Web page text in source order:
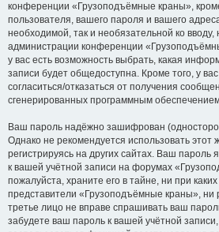
конференции «Грузоподъёмные краны»,
пользователя, вашего пароля и вашего
необходимой, так и необязательной ко вводу,
администрации конференции
у вас есть возможность выбрать, какая
записи будет общедоступна. Кроме того, у
согласиться/отказаться от получения
сгенерированных программным
Ваш пароль надёжно зашифрован
Однако не рекомендуется использовать этот
регистрируясь на других сайтах. Ваш пароль
к вашей учётной записи на форумах
пожалуйста, храните его в тайне, ни при
представители «Грузоподъёмные краны», ни
третье лицо не вправе спрашивать ваш
забудете ваш пароль к вашей учётной